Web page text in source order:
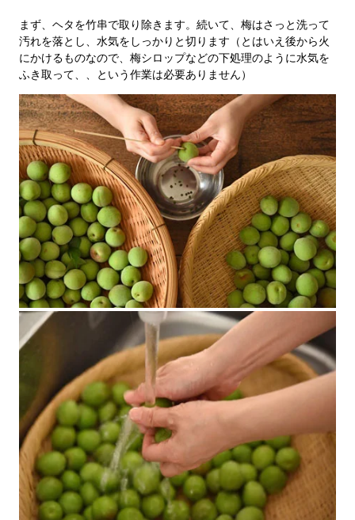
まず、ヘタを竹串で取り除きます。続いて、梅はさっと洗って
汚れを落とし、水気をしっかりと切ります（とはいえ後から火
にかけるものなので、梅シロップなどの下処理のように水気を
ふき取って、、という作業は必要ありません）